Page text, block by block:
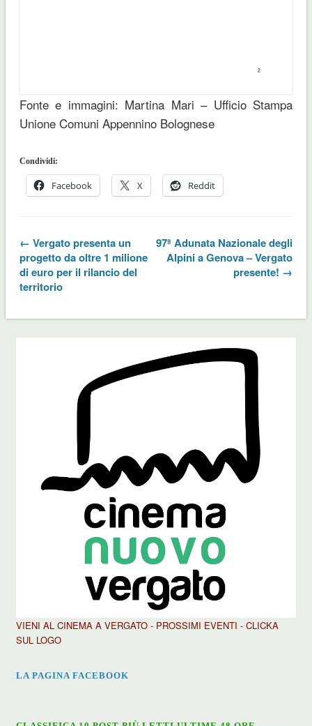
Fonte e immagini: Martina Mari – Ufficio Stampa
Unione Comuni Appennino Bolognese
Condividi:
Facebook X Reddit
← Vergato presenta un
progetto da oltre 1 milione
di euro per il rilancio del
territorio
97ª Adunata Nazionale degli
Alpini a Genova – Vergato
presente! →
VIENI AL CINEMA A VERGATO - PROSSIMI EVENTI - CLICKA
SUL LOGO
LA PAGINA FACEBOOK